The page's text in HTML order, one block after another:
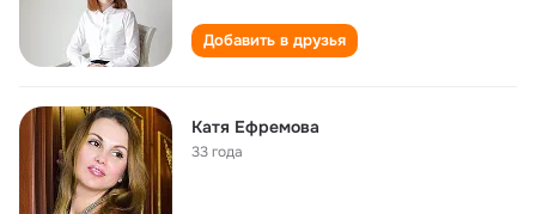
Добавить в друзья
Катя Ефремова
33 года